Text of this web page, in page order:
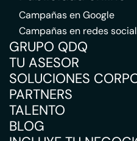
Campañas en Google
Campañas en redes
GRUPO QDQ
TU ASESOR
SOLUCIONES
PARTNERS
TALENTO
BLOG